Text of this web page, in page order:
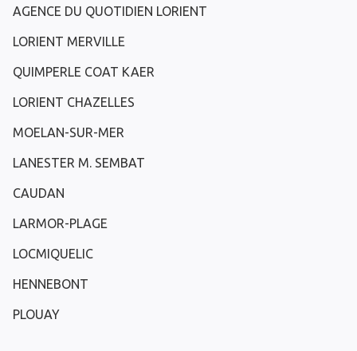
AGENCE DU QUOTIDIEN LORIENT
LORIENT MERVILLE
QUIMPERLE COAT KAER
LORIENT CHAZELLES
MOELAN-SUR-MER
LANESTER M. SEMBAT
CAUDAN
LARMOR-PLAGE
LOCMIQUELIC
HENNEBONT
PLOUAY